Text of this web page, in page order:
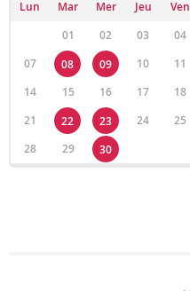
Lun Mar Mer Jeu Ven
01
02 03 04
07
08 09 10 11
14
15 16 17 18
21
22 23 24 25
28
29 30